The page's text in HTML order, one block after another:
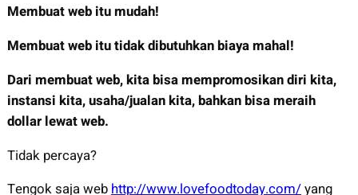
Membuat web itu mudah!
Membuat web itu tidak dibutuhkan biaya mahal!
Dari membuat web, kita bisa mempromosikan diri kita,
instansi kita, usaha/jualan kita, bahkan bisa meraih
dollar lewat web.
Tidak percaya?
Tengok saja webhttp://www.lovefoodtoday.com/yang